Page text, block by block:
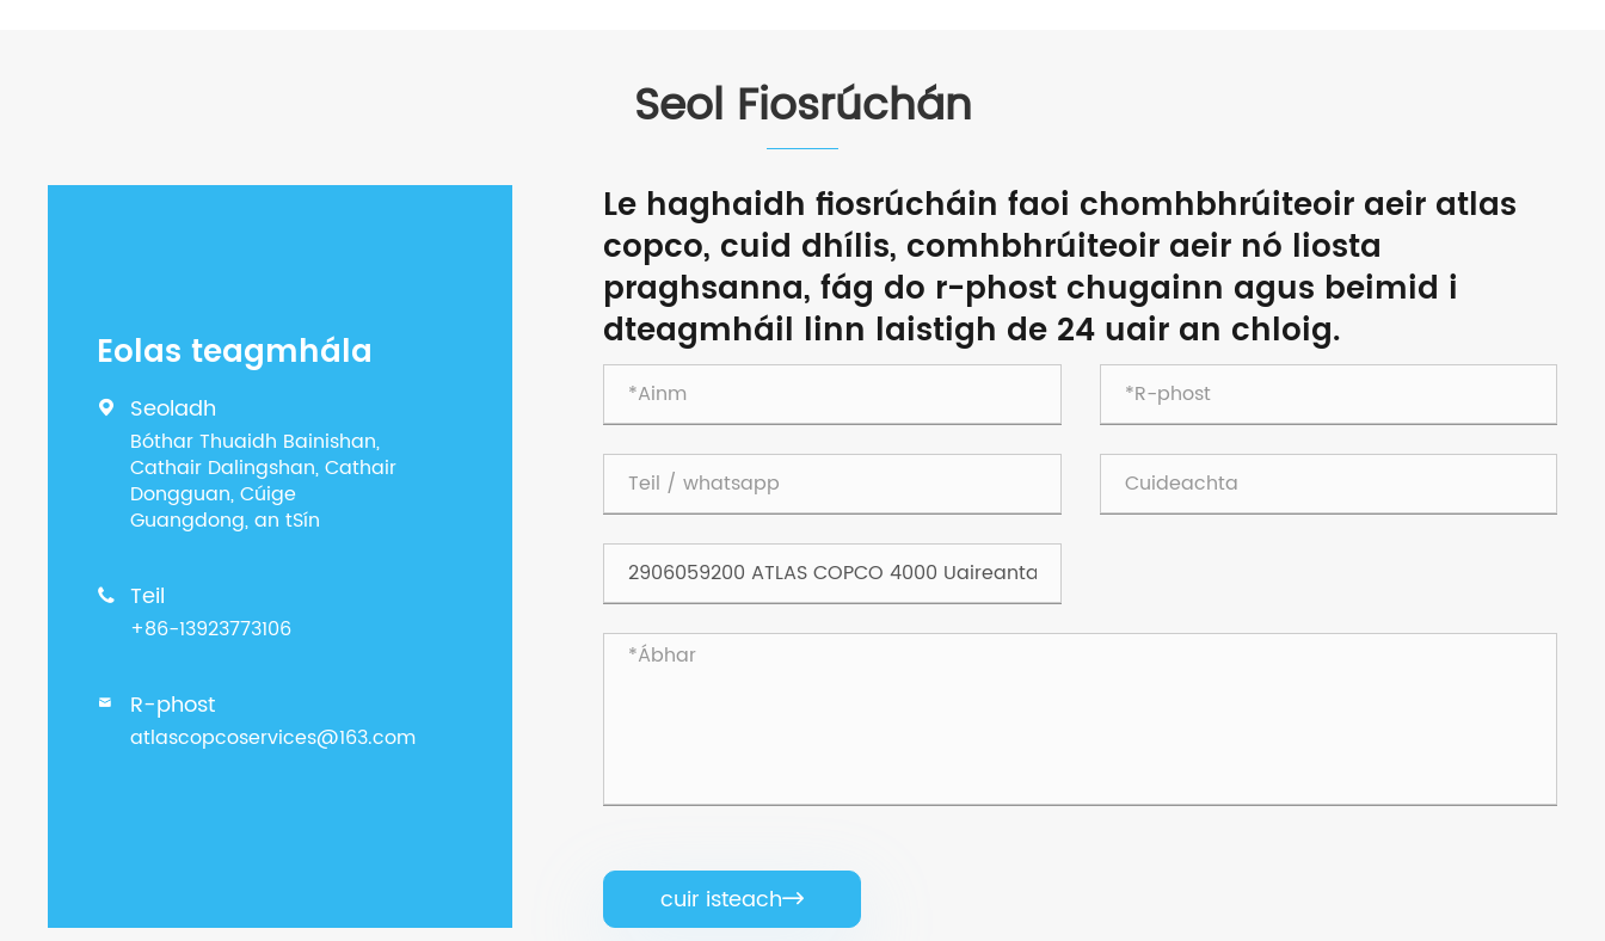
Seol Fiosrúchán
Eolas teagmhála
 Seoladh
Bóthar Thuaidh Bainishan,
Cathair Dalingshan, Cathair
Dongguan, Cúige
Guangdong, an tSín
 Teil
+86-13923773106
 R-phost
atlascopcoservices@163.com
Le haghaidh fiosrúcháin faoi chomhbhrúiteoir aeir atlas
copco, cuid dhílis, comhbhrúiteoir aeir nó liosta
praghsanna, fág do r-phost chugainn agus beimid i
dteagmháil linn laistigh de 24 uair an chloig.
cuir isteach